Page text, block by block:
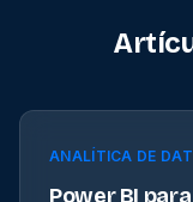
ANALÍTICA DE
Power BI